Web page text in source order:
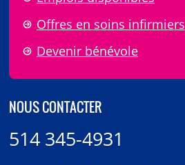
Offres en soins infirmiers
Devenir bénévole
NOUS CONTACTER
514 345-4931